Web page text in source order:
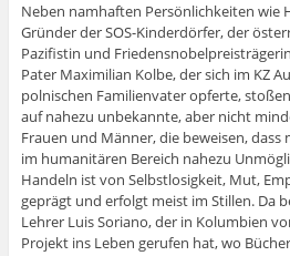
Neben namhaften Persönlichkeiten wie
Gründer der SOS-Kinderdörfer, der
Pazifistin und
Pater Maximilian Kolbe, der sich im KZ
polnischen Familienvater opferte,
auf nahezu unbekannte, aber nicht
Frauen und Männer, die beweisen, dass
im humanitären Bereich nahezu
Handeln ist von Selbstlosigkeit, Mut,
geprägt und erfolgt meist im Stillen. Da
Lehrer Luis Soriano, der in Kolumbien
Projekt ins Leben gerufen hat, wo